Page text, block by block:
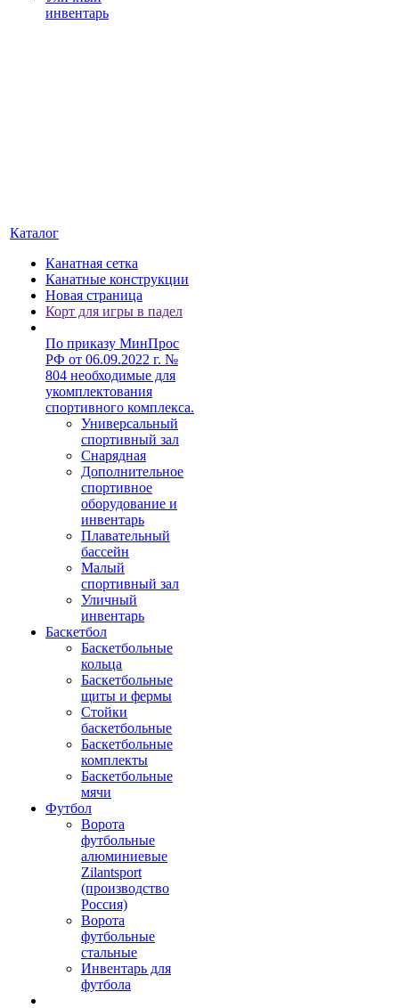
инвентарь
Каталог
Канатная сетка
Канатные конструкции
Новая страница
Корт для игры в падел
По приказу МинПрос
РФ от 06.09.2022 г. №
804 необходимые для
укомплектования
спортивного комплекса.
Универсальный
спортивный зал
Снарядная
Дополнительное
спортивное
оборудование и
инвентарь
Плавательный
бассейн
Малый
спортивный зал
Уличный
инвентарь
Баскетбол
Баскетбольные
кольца
Баскетбольные
щиты и фермы
Стойки
баскетбольные
Баскетбольные
комплекты
Баскетбольные
мячи
Футбол
Ворота
футбольные
алюминиевые
Zilantsport
(производство
Россия)
Ворота
футбольные
стальные
Инвентарь для
футбола